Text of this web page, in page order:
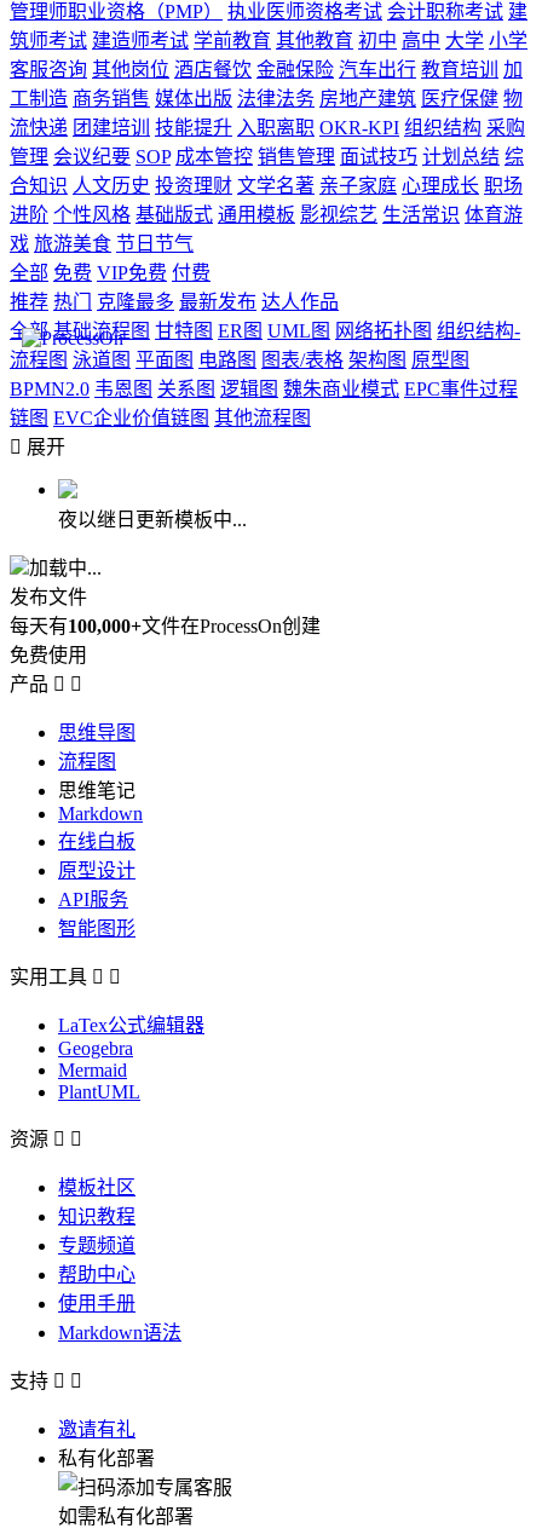
管理师职业资格（PMP）
执业医师资格考试 会计职称考试 建
筑师考试 建造师考试 学前教育 其他教育 初中 高中 大学 小学
客服咨询 其他岗位 酒店餐饮 金融保险 汽车出行 教育培训
加
工制造 商务销售 媒体出版 法律法务 房地产建筑 医疗保健 物
流快递 团建培训 技能提升 入职离职 OKR-KPI 组织结构 采购
管理 会议纪要 SOP 成本管控 销售管理 面试技巧 计划总结 综
合知识 人文历史 投资理财 文学名著 亲子家庭 心理成长 职场
进阶 个性风格 基础版式 通用模板 影视综艺 生活常识 体育游
戏 旅游美食 节日节气
全部 免费 VIP免费 付费
推荐 热门 克隆最多 最新发布 达人作品
全部 基础流程图 甘特图 ER图 UML图 网络拓扑图 组织结构-
流程图 泳道图 平面图 电路图 图表/表格 架构图 原型图
BPMN2.0 韦恩图 关系图 逻辑图 魏朱商业模式 EPC事件过程
链图 EVC企业价值链图 其他流程图
 展开
夜以继日更新模板中...
加载中...
发布文件
每天有100,000+文件在ProcessOn创建
免费使用
产品  
思维导图
流程图
思维笔记
Markdown
在线白板
原型设计
API服务
智能图形
实用工具  
LaTex公式编辑器
Geogebra
Mermaid
PlantUML
资源  
模板社区
知识教程
专题频道
帮助中心
使用手册
Markdown语法
支持  
邀请有礼
私有化部署
如需私有化部署